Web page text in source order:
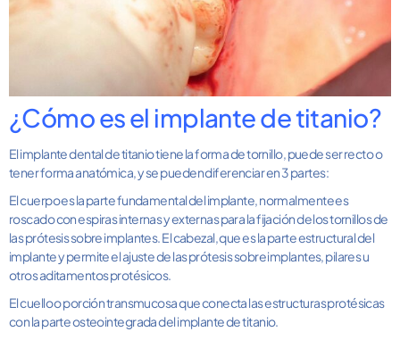
¿Cómo es el implante de titanio?
El implante dental de titanio tiene la forma de tornillo, puede ser recto o
tener forma anatómica, y se pueden diferenciar en 3 partes:
El cuerpo es la parte fundamental del implante, normalmente es
roscado con espiras internas y externas para la fijación de los tornillos de
las prótesis sobre implantes. El cabezal, que es la parte estructural del
implante y permite el ajuste de las prótesis sobre implantes, pilares u
otros aditamentos protésicos.
El cuello o porción transmucosa que conecta las estructuras protésicas
con la parte osteointegrada del implante de titanio.